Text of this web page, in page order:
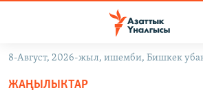
Навигацияга
өтүңүз
8-Август, 2026-жыл, ишемби, Бишкек
ЖАҢЫЛЫКТАР